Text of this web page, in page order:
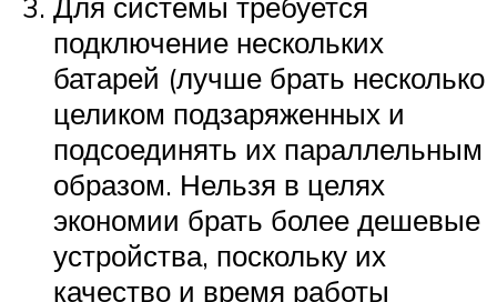
подключение нескольких
батарей (лучше брать несколько
целиком подзаряженных и
подсоединять их параллельным
образом. Нельзя в целях
экономии брать более дешевые
устройства, поскольку их
качество и время работы